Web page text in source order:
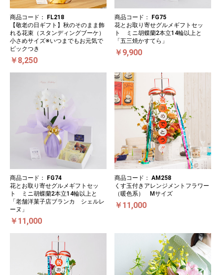
商品コード：
FL218
【敬老の日ギフト】秋のそのまま飾
れる花束（スタンディングブーケ）
小さめサイズ※いつまでもお元気で
ピックつき
￥8,250
商品コード：
FG75
花とお取り寄せグルメギフトセッ
ト ミニ胡蝶蘭2本立14輪以上と
「五三焼かすてら」
￥9,900
商品コード：
FG74
花とお取り寄せグルメギフトセッ
ト ミニ胡蝶蘭2本立14輪以上と
「老舗洋菓子店ブランカ シェルレ
ーヌ」
￥11,000
商品コード： AM258
くす玉付きアレンジメントフラワー
（暖色系） Mサイズ
￥11,000